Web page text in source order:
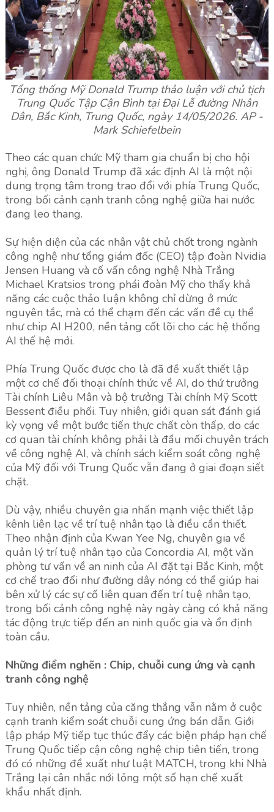
Tổng thống Mỹ Donald Trump thảo luận với chủ tịch
Trung Quốc Tập Cận Bình tại Đại Lễ đường Nhân
Dân, Bắc Kinh, Trung Quốc, ngày 14/05/2026. AP -
Mark Schiefelbein
Theo các quan chức Mỹ tham gia chuẩn bị cho hội
nghị, ông Donald Trump đã xác định AI là một nội
dung trọng tâm trong trao đổi với phía Trung Quốc,
trong bối cảnh cạnh tranh công nghệ giữa hai nước
đang leo thang.
Sự hiện diện của các nhân vật chủ chốt trong ngành
công nghệ như tổng giám đốc (CEO) tập đoàn Nvidia
Jensen Huang và cố vấn công nghệ Nhà Trắng
Michael Kratsios trong phái đoàn Mỹ cho thấy khả
năng các cuộc thảo luận không chỉ dừng ở mức
nguyên tắc, mà có thể chạm đến các vấn đề cụ thể
như chip AI H200, nền tảng cốt lõi cho các hệ thống
AI thế hệ mới.
Phía Trung Quốc được cho là đã đề xuất thiết lập
một cơ chế đối thoại chính thức về AI, do thứ trưởng
Tài chính Liêu Mân và bộ trưởng Tài chính Mỹ Scott
Bessent điều phối. Tuy nhiên, giới quan sát đánh giá
kỳ vọng về một bước tiến thực chất còn thấp, do các
cơ quan tài chính không phải là đầu mối chuyên trách
về công nghệ AI, và chính sách kiểm soát công nghệ
của Mỹ đối với Trung Quốc vẫn đang ở giai đoạn siết
chặt.
Dù vậy, nhiều chuyên gia nhấn mạnh việc thiết lập
kênh liên lạc về trí tuệ nhân tạo là điều cần thiết.
Theo nhận định của Kwan Yee Ng, chuyên gia về
quản lý trí tuệ nhân tạo của Concordia AI, một văn
phòng tư vấn về an ninh của AI đặt tại Bắc Kinh, một
cơ chế trao đổi như đường dây nóng có thể giúp hai
bên xử lý các sự cố liên quan đến trí tuệ nhân tạo,
trong bối cảnh công nghệ này ngày càng có khả năng
tác động trực tiếp đến an ninh quốc gia và ổn định
toàn cầu.
Những điểm nghẽn : Chip, chuỗi cung ứng và cạnh
tranh công nghệ
Tuy nhiên, nền tảng của căng thẳng vẫn nằm ở cuộc
cạnh tranh kiểm soát chuỗi cung ứng bán dẫn. Giới
lập pháp Mỹ tiếp tục thúc đẩy các biện pháp hạn chế
Trung Quốc tiếp cận công nghệ chip tiên tiến, trong
đó có những đề xuất như luật MATCH, trong khi Nhà
Trắng lại cân nhắc nới lỏng một số hạn chế xuất
khẩu nhất định.